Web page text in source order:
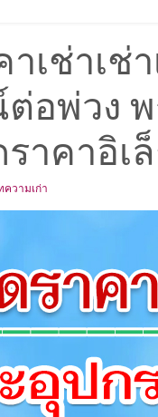
เช่าเช่
อพ่วง พ
าคาอิเ
ความเก่า